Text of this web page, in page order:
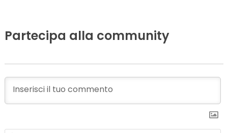
Partecipa alla community